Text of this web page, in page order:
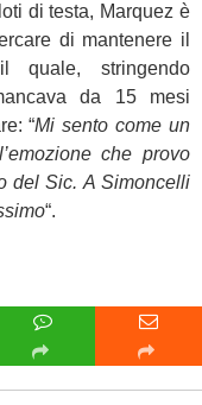
di testa, Marquez è
di mantenere il
quale, stringendo
da 15 mesi
“Mi sento come un
che provo
del Sic. A Simoncelli
“.